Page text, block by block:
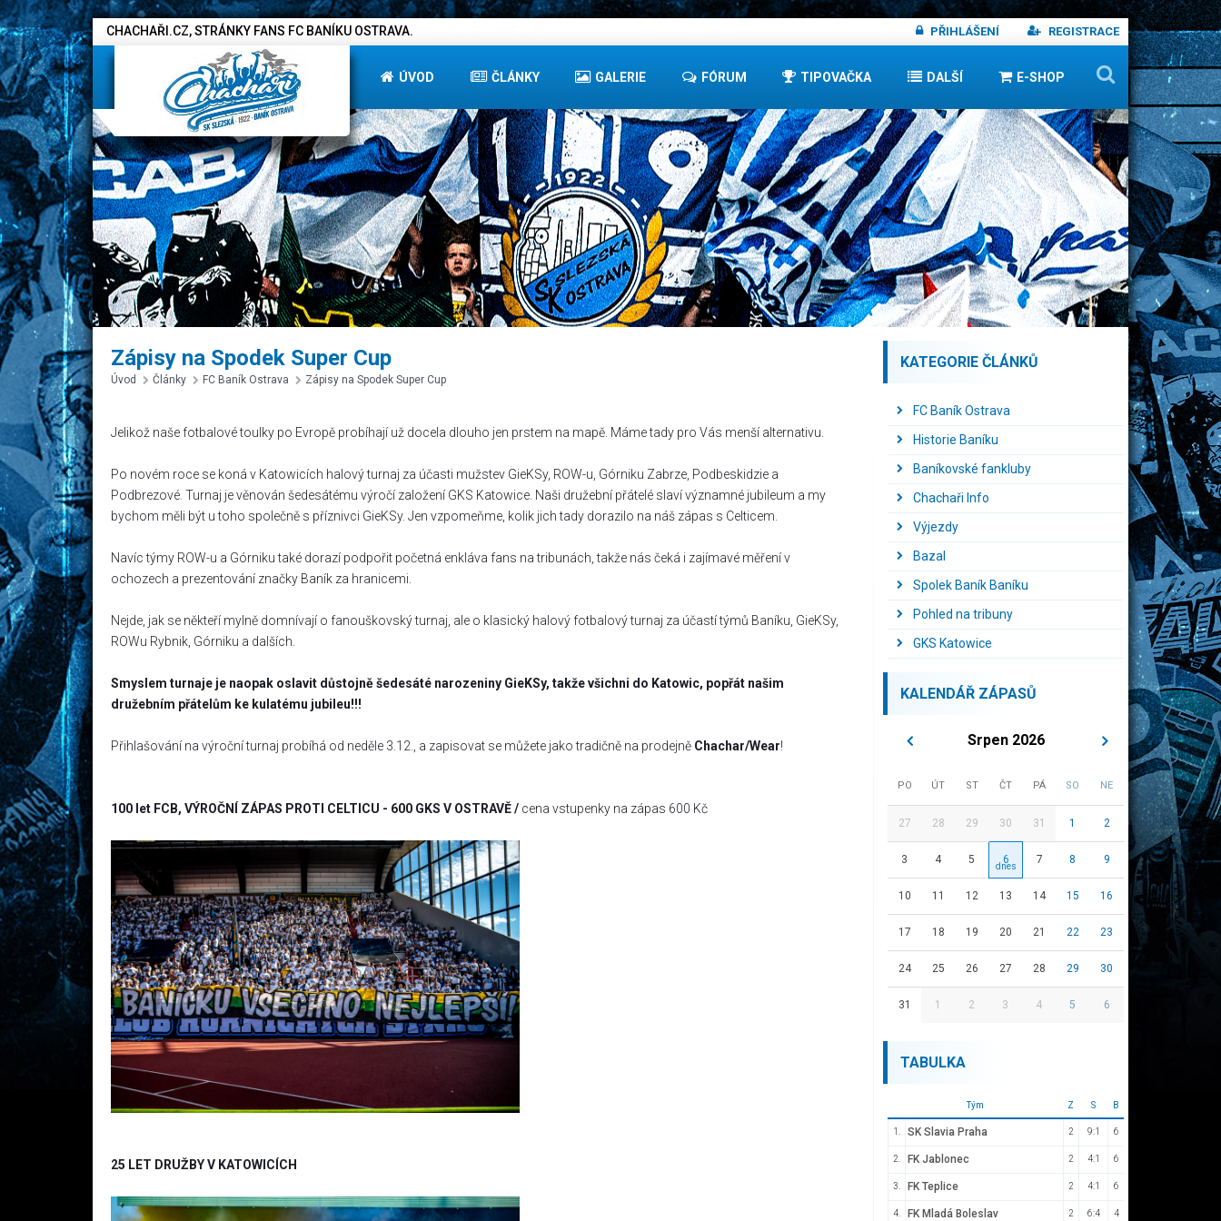
CHACHAŘI.CZ, STRÁNKY FANS FC BANÍKU OSTRAVA. PŘIHLÁŠENÍ REGISTRACE
ÚVOD ČLÁNKY GALERIE FÓRUM TIPOVAČKA DALŠÍ E-SHOP
Zápisy na Spodek Super Cup
Úvod Články FC Baník Ostrava Zápisy na Spodek Super Cup
Jelikož naše fotbalové toulky po Evropě probíhají už docela dlouho jen prstem na mapě. Máme tady pro Vás menší alternativu.
Po novém roce se koná v Katowicích halový turnaj za účasti mužstev GieKSy, ROW-u, Górniku Zabrze, Podbeskidzie a
Podbrezové. Turnaj je věnován šedesátému výročí založení GKS Katowice. Naši družební přátelé slaví významné jubileum a my
bychom měli být u toho společně s příznivci GieKSy. Jen vzpomeňme, kolik jich tady dorazilo na náš zápas s Celticem.
Navíc týmy ROW-u a Górniku také dorazí podpořit početná enkláva fans na tribunách, takže nás čeká i zajímavé měření v
ochozech a prezentování značky Baník za hranicemi.
Nejde, jak se někteří mylně domnívají o fanouškovský turnaj, ale o klasický halový fotbalový turnaj za účastí týmů Baníku, GieKSy,
ROWu Rybnik, Górniku a dalších.
Smyslem turnaje je naopak oslavit důstojně šedesáté narozeniny GieKSy, takže všichni do Katowic, popřát našim
družebním přátelům ke kulatému jubileu!!!
Přihlašování na výroční turnaj probíhá od neděle 3.12., a zapisovat se můžete jako tradičně na prodejně Chachar/Wear!
100 let FCB, VÝROČNÍ ZÁPAS PROTI CELTICU - 600 GKS V OSTRAVĚ / cena vstupenky na zápas 600 Kč
25 LET DRUŽBY V KATOWICÍCH
KATEGORIE ČLÁNKŮ
FC Baník Ostrava
Historie Baníku
Baníkovské fankluby
Chachaři Info
Výjezdy
Bazal
Spolek Baník Baníku
Pohled na tribuny
GKS Katowice
KALENDÁŘ ZÁPASŮ
Srpen 2026
PO ÚT ST ČT PÁ SO NE
27 28 29 30 31 1 2
3 4 5 6 7 8 9
10 11 12 13 14 15 16
17 18 19 20 21 22 23
24 25 26 27 28 29 30
31 1 2 3 4 5 6
TABULKA
Tým Z S B
1. SK Slavia Praha 2 9:1 6
2. FK Jablonec 2 4:1 6
3. FK Teplice 2 4:1 6
4. FK Mladá Boleslav 2 6:4 4